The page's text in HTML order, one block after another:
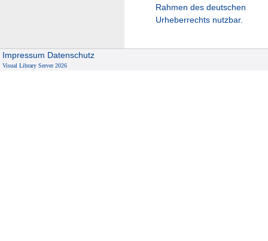
Rahmen des deutschen
Urheberrechts nutzbar.
Impressum Datenschutz
Visual Library Server 2026